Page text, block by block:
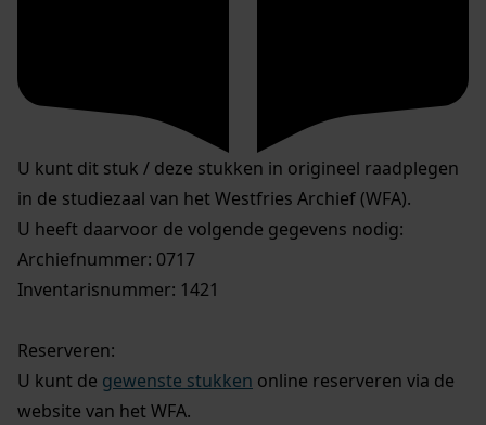
U kunt dit stuk / deze stukken in origineel raadplegen
in de studiezaal van het Westfries Archief (WFA).
U heeft daarvoor de volgende gegevens nodig:
Archiefnummer: 0717
Inventarisnummer: 1421
Reserveren:
U kunt de gewenste stukken online reserveren via de
website van het WFA.